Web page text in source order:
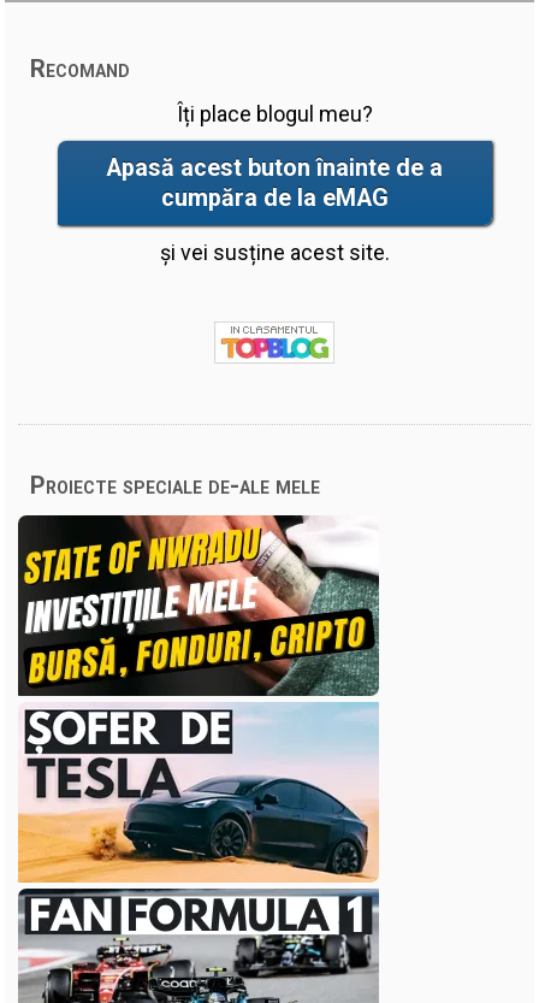
Recomand
Îți place blogul meu?
Apasă acest buton înainte de a
cumpăra de la eMAG
și vei susține acest site.
Proiecte speciale de-ale mele